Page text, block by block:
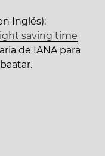
Inglés):
saving time
de IANA para